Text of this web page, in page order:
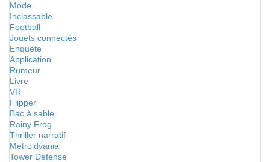
Mode
Inclassable
Football
Jouets connectés
Enquête
Application
Rumeur
Livre
VR
Flipper
Bac à sable
Rainy Frog
Thriller narratif
Metroidvania
Tower Defense